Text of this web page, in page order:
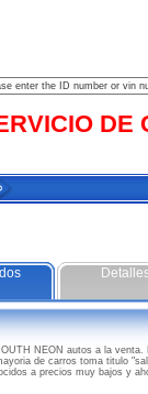
DE
NEON autos a la
de carros toma titulo
a precios muy bajos y